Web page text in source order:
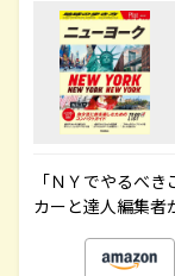
「ＮＹでやるべ
カーと達人編集者